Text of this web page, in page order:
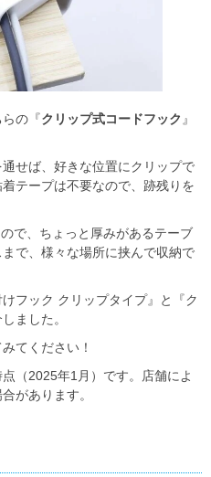
の『クリップ式コードフック 』
せば、好きな位置にクリップで
テープは不要なので、跡残りを
で、ちょっと厚みがあるテーブ
で、様々な場所に挟んで収納で
フック クリップタイプ』と『ク
ました。
てください！
（2025年1月）です。店舗によ
があります。